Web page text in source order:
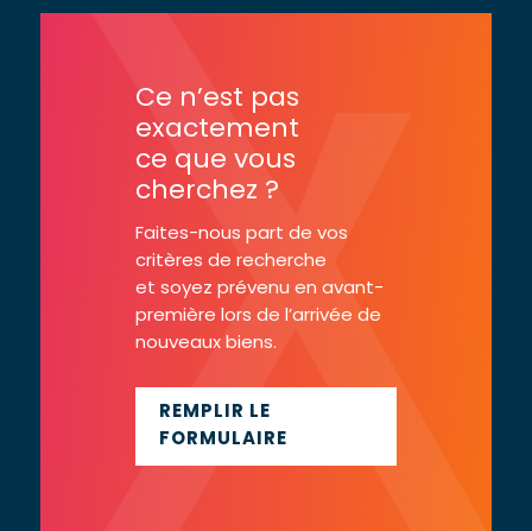
Ce n’est pas
exactement
ce que vous
cherchez ?
Faites-nous part de vos
critères de recherche
et soyez prévenu en avant-
première lors de l’arrivée de
nouveaux biens.
REMPLIR LE
FORMULAIRE